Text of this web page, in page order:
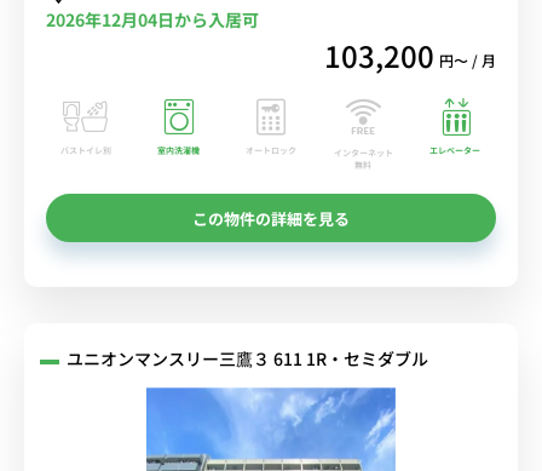
2026年12月04日から入居可
103,200 円〜 / 月
バストイレ別 室内洗濯機 オートロック
インターネット
無料
エレベーター
この物件の詳細を見る
ユニオンマンスリー三鷹３ 611 1R・セミダブル